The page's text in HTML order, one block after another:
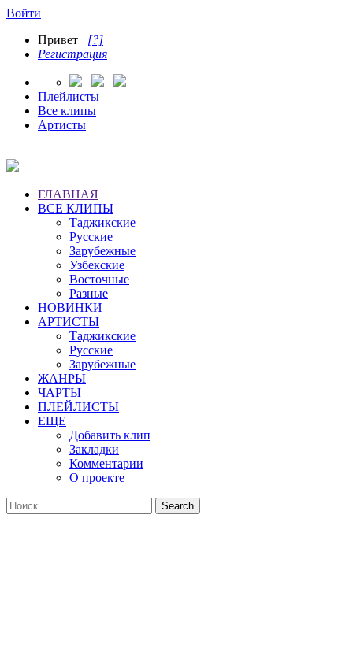
Войти
Привет [?]
Регистрация
Плейлисты
Все клипы
Артисты
ГЛАВНАЯ
ВСЕ КЛИПЫ
Таджикские
Русские
Зарубежные
Узбекские
Восточные
Разные
НОВИНКИ
АРТИСТЫ
Таджикские
Русские
Зарубежные
ЖАНРЫ
ЧАРТЫ
ПЛЕЙЛИСТЫ
ЕЩЕ
Добавить клип
Закладки
Комментарии
О проекте